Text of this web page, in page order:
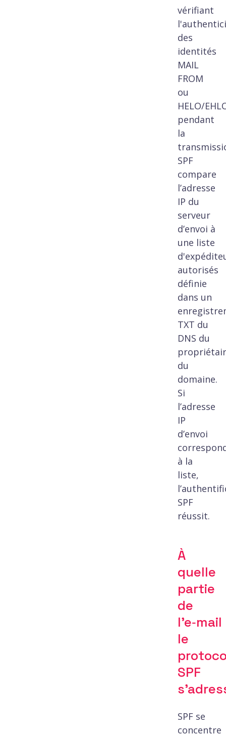
vérifiant
des
identités
MAIL
FROM
ou
HELO/
pendant
la
SPF
compare
l’adresse
IP du
serveur
d’envoi à
une liste
autorisés
définie
dans un
TXT du
DNS du
du
domaine.
Si
l’adresse
IP
d’envoi
à la
liste,
SPF
réussit.
À
quelle
partie
de
l’e‑mail
le
SPF
SPF se
concentre